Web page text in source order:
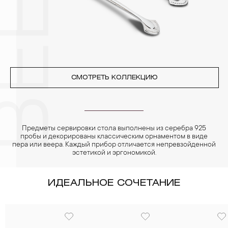
реже одного раза в месяц, а также регулярно протирать их
фланелевой или замшевой салфеткой.
СМОТРЕТЬ КОЛЛЕКЦИЮ
Предметы сервировки стола выполнены из серебра 925
пробы и декорированы классическим орнаментом в виде
пера или веера. Каждый прибор отличается непревзойденной
эстетикой и эргономикой.
ИДЕАЛЬНОЕ СОЧЕТАНИЕ